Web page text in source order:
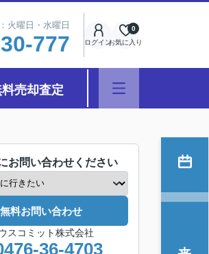
火曜日・水曜日
777 ログインお気に入り
0
売却査定
お問い合わせください
無料お問い合わせ
スコミット株式会社
36-4703